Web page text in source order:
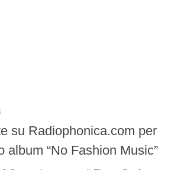
su Radiophonica.com per
album “No Fashion Music”